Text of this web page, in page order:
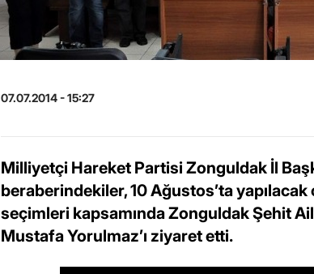
07.07.2014 - 15:27
Milliyetçi Hareket Partisi Zonguldak İl
beraberindekiler, 10 Ağustos’ta yapılacak
seçimleri kapsamında Zonguldak Şehit
Mustafa Yorulmaz’ı ziyaret etti.